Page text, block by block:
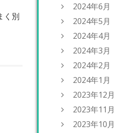
く別
2024年6月
2024年5月
2024年4月
2024年3月
2024年2月
2024年1月
2023年12月
2023年11月
2023年10月